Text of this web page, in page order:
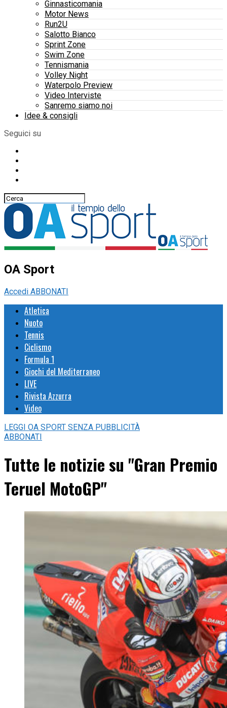
Ginnasticomania
Motor News
Run2U
Salotto Bianco
Sprint Zone
Swim Zone
Tennismania
Volley Night
Waterpolo Preview
Video Interviste
Sanremo siamo noi
Idee & consigli
Seguici su
OA Sport
Accedi ABBONATI
Atletica
Nuoto
Tennis
Ciclismo
Formula 1
Giochi del Mediterraneo
LIVE
Rivista Azzurra
Video
LEGGI OA SPORT SENZA PUBBLICITÀ
ABBONATI
Tutte le notizie su "Gran Premio
Teruel MotoGP"